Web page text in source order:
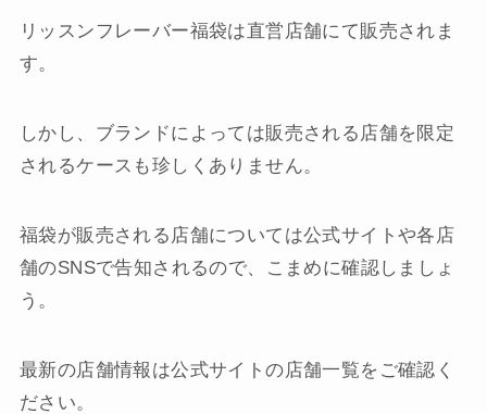
リッスンフレーバー福袋は直営店舗にて販売されま
す。
しかし、ブランドによっては販売される店舗を限定
されるケースも珍しくありません。
福袋が販売される店舗については公式サイトや各店
舗のSNSで告知されるので、こまめに確認しましょ
う。
最新の店舗情報は公式サイトの店舗一覧をご確認く
ださい。